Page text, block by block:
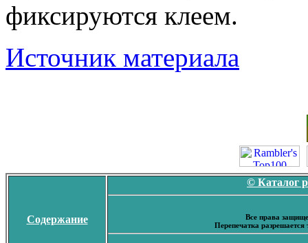
фиксируются клеем.
Источник материала
Содержание
© Каталог
Все права
Перепечатка